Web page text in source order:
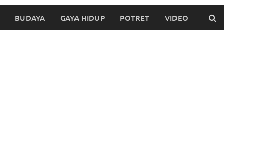
BUDAYA GAYA HIDUP POTRET VIDEO